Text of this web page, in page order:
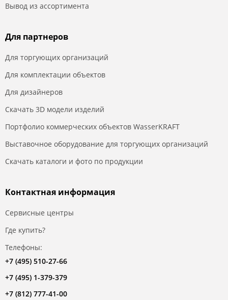
Вывод из ассортимента
Для партнеров
Для торгующих организаций
Для комплектации объектов
Для дизайнеров
Скачать 3D модели изделий
Портфолио коммерческих объектов WasserKRAFT
Выставочное оборудование для торгующих организаций
Скачать каталоги и фото по продукции
Контактная информация
Сервисные центры
Где купить?
Телефоны:
+7 (495) 510-27-66
+7 (495) 1-379-379
+7 (812) 777-41-00